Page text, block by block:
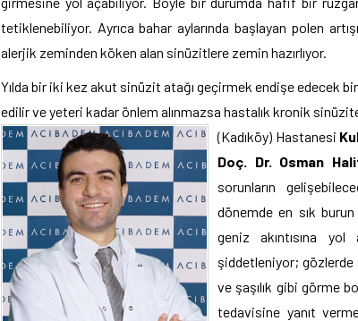
tetiklenebiliyor. Ayrıca bahar aylarında başlayan polen
alerjik zeminden köken alan sinüzitlere zemin hazırlıyor.
Yılda bir iki kez akut sinüzit atağı geçirmek endişe edecek
edilir ve yeteri kadar önlem alınmazsa hastalık kronik
(Kadıköy) Hastanesi
Doç. Dr. Osman
sorunların
dönemde en sık burun
geniz akıntısına
şiddetleniyor; gözlerde
ve şaşılık gibi görme
tedavisine yanıt